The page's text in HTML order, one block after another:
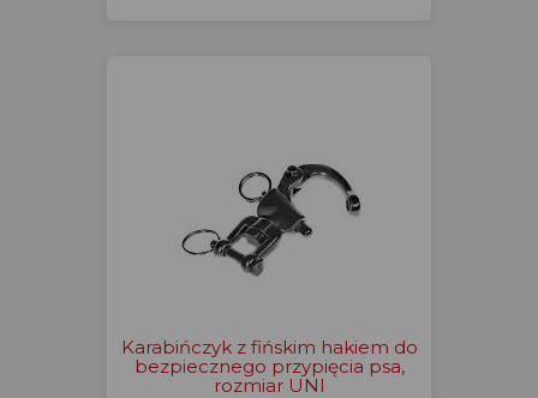
Karabińczyk z fińskim hakiem do
bezpiecznego przypięcia psa,
rozmiar UNI